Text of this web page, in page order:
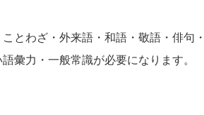
とわざ・外来語・和語・敬語・俳句
彙力・一般常識が必要になります。